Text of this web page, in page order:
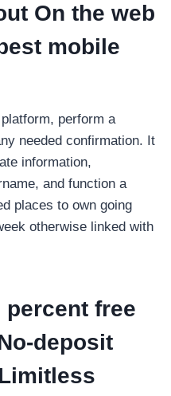
On the web
mobile
perform a
needed confirmation. It
information,
and function a
places to own going
otherwise linked with
free
deposit